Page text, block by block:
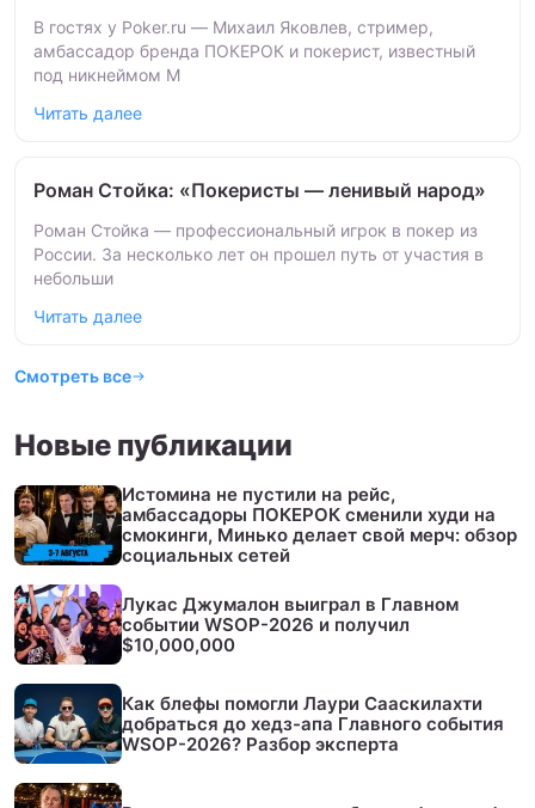
В гостях у Poker.ru — Михаил Яковлев, стример,
амбассадор бренда ПОКЕРОК и покерист, известный
под никнеймом M
Читать далее
Роман Стойка: «Покеристы — ленивый народ»
Роман Стойка — профессиональный игрок в покер из
России. За несколько лет он прошел путь от участия в
небольши
Читать далее
Смотреть все
Новые публикации
Истомина не пустили на рейс,
амбассадоры ПОКЕРОК сменили худи на
смокинги, Минько делает свой мерч: обзор
социальных сетей
Лукас Джумалон выиграл в Главном
событии WSOP-2026 и получил
$10,000,000
Как блефы помогли Лаури Сааскилахти
добраться до хедз-апа Главного события
WSOP-2026? Разбор эксперта